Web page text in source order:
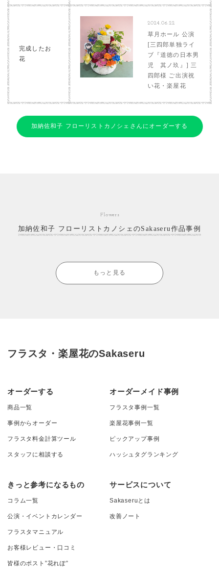
完成したお
花
2024.06.22
草月ホール 公演
[三四郎単独ライ
ブ『道徳の日本男
児 其ノ玖』] 三
四郎様 ご出演祝
い花・楽屋花
加納佐和子 フローリストカノシェさんにオーダーする
Flowers
加納佐和子 フローリストカノシェのSakaseru作品事例
もっと見る
フラスタ・楽屋花のSakaseru
オーダーする
商品一覧
事例からオーダー
フラスタ料金計算ツール
スタッフに相談する
オーダーメイド事例
フラスタ事例一覧
楽屋花事例一覧
ピックアップ事例
ハッシュタグランキング
きっと参考になるもの
コラム一覧
公演・イベントカレンダー
フラスタマニュアル
お客様レビュー・口コミ
皆様のポスト”花れぽ”
サービスについて
Sakaseruとは
改善ノート